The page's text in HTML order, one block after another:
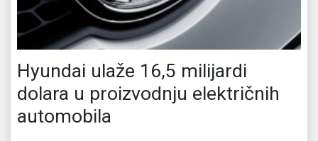
Hyundai ulaže 16,5 milijardi
dolara u proizvodnju električnih
automobila